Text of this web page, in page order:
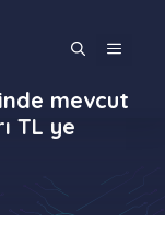
MENÜ
mevcut
TL ye